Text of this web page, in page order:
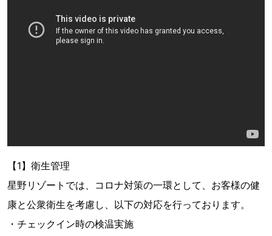
【1】衛生管理
星野リゾートでは、コロナ対策の一環として、お客様の健
康と公衆衛生を考慮し、以下の対応を行っております。
・チェックイン時の検温実施